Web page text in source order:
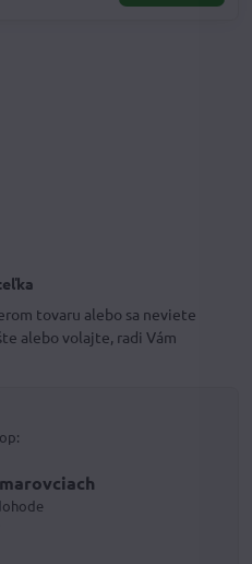
tovaru alebo sa neviete
alebo volajte, radi Vám